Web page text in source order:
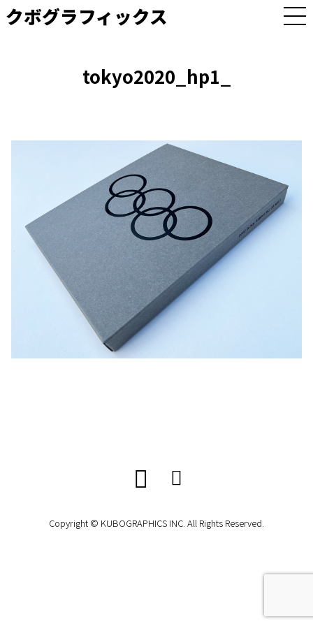
クボグラフィックス
M
E
tokyo2020_hp1_
Copyright © KUBOGRAPHICS INC. All Rights Reserved.